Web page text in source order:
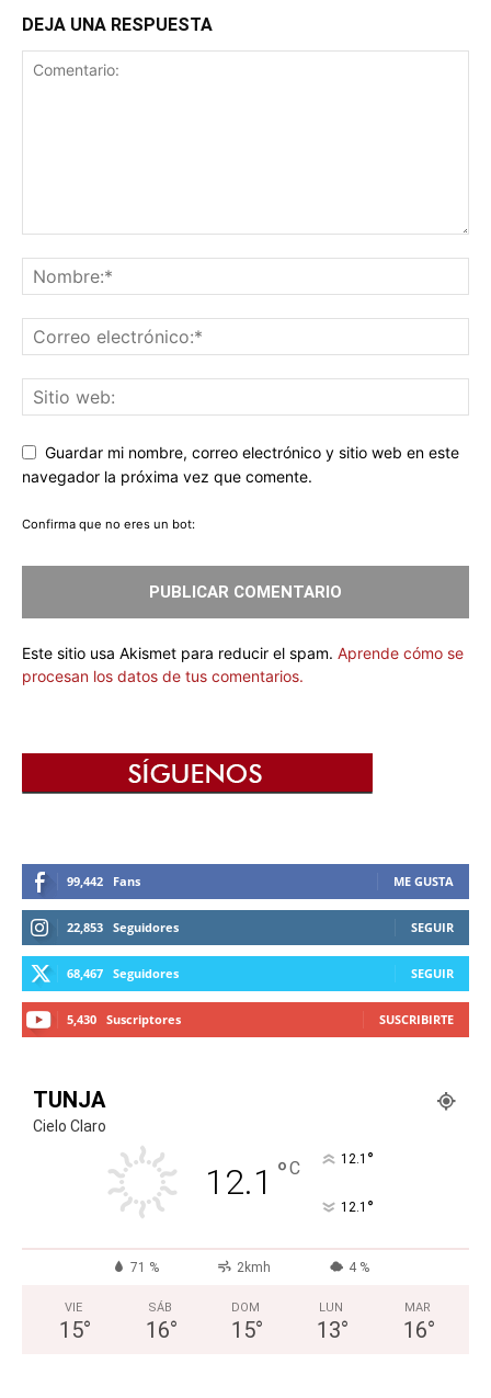
DEJA UNA RESPUESTA
Guardar mi nombre, correo electrónico y sitio web en este
navegador la próxima vez que comente.
Confirma que no eres un bot:
Este sitio usa Akismet para reducir el spam. Aprende cómo se
procesan los datos de tus comentarios.
99,442 Fans ME GUSTA
22,853 Seguidores SEGUIR
68,467 Seguidores SEGUIR
5,430 Suscriptores SUSCRIBIRTE
TUNJA
Cielo Claro
12.1 °C 12.1 °
12.1 °
71 % 2kmh 4 %
VIE
15°
SÁB
16°
DOM
15°
LUN
13°
MAR
16°